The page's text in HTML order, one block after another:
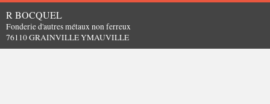
R BOCQUEL
Fonderie d'autres métaux non ferreux
76110 GRAINVILLE YMAUVILLE